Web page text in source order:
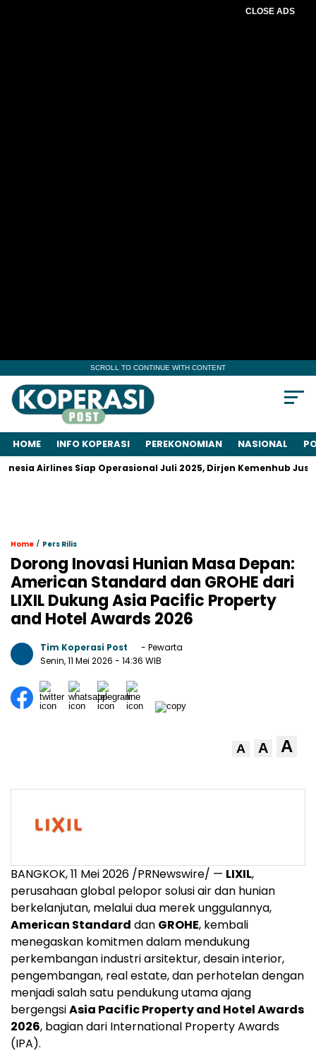
CLOSE ADS
SCROLL TO CONTINUE WITH CONTENT
HOME INFO KOPERASI PEREKONOMIAN NASIONAL
Siap Operasional Juli 2025, Dirjen Kemenhub Justru
Home / Pers Rilis
Dorong Inovasi Hunian Masa Depan:
American Standard dan GROHE dari
LIXIL Dukung Asia Pacific Property
and Hotel Awards 2026
Tim Koperasi Post
- Pewarta
Senin, 11 Mei 2026 - 14:36 WIB
A A A
BANGKOK,11 Mei 2026 /PRNewswire/ — LIXIL,
perusahaan global pelopor solusi air dan hunian
berkelanjutan, melalui dua merek unggulannya,
American Standard dan GROHE, kembali
menegaskan komitmen dalam mendukung
perkembangan industri arsitektur, desain interior,
pengembangan, real estate, dan perhotelan dengan
menjadi salah satu pendukung utama ajang
bergengsiAsia Pacific Property and Hotel Awards
2026, bagian dari International Property Awards
(IPA).